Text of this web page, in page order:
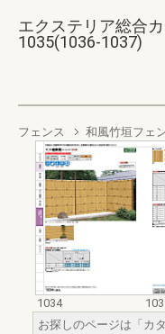
エクステリア総合
1035(1036-1037)
フェンス 和風竹垣フェ
1034
お探しのページは「カ